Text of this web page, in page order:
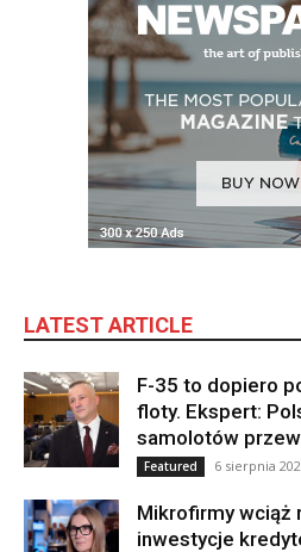
LATEST ARTICLE
F-35 to dopiero
floty. Ekspert:
samolotów
Featured 6 sierpnia
Mikrofirmy wciąż
inwestycje